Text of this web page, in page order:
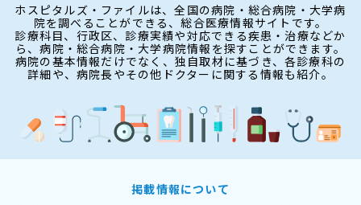
ホスピタルズ・ファイルは、全国の病院・総合病院・大学病
院を調べることができる、総合医療情報サイトです。
診療科目、行政区、診療実績や対応できる疾患・治療などか
ら、病院・総合病院・大学病院情報を探すことができます。
病院の基本情報だけでなく、独自取材に基づき、各診療科の
詳細や、病院長やその他ドクターに関する情報も紹介。
掲載情報について